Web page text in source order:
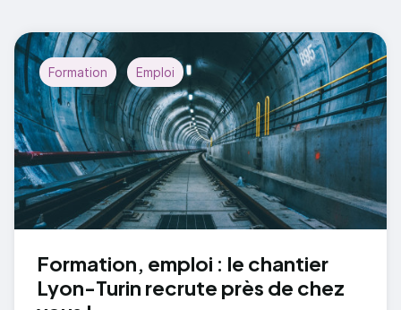
Formation, emploi : le chantier
Lyon-Turin recrute près de chez
Formation Emploi